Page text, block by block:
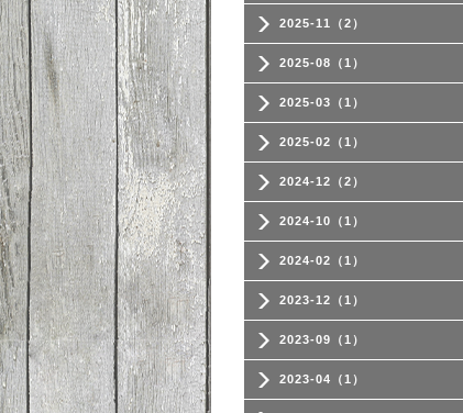
2025-11（2）
2025-08（1）
2025-03（1）
2025-02（1）
2024-12（2）
2024-10（1）
2024-02（1）
2023-12（1）
2023-09（1）
2023-04（1）